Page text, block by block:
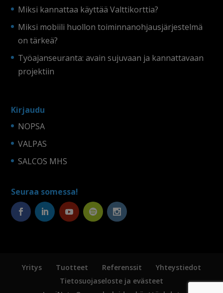
Miksi kannattaa käyttää Valttikorttia?
Miksi mobiili huollon toiminnanohjausjärjestelmä
on tärkeä?
Työajanseuranta: avain sujuvaan ja kannattavaan
projektiin
Kirjaudu
NOPSA
VALPAS
SALCOS MHS
Seuraa somessa!
Yritys Tuotteet Referenssit
Yhteystiedot
Tietosuojaseloste ja evästeet